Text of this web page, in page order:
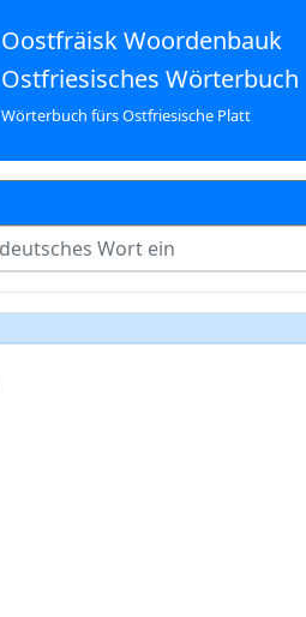
Oostfräisk Woordenbauk
Ostfriesisches Wörterbuch
Wörterbuch fürs Ostfriesische Platt